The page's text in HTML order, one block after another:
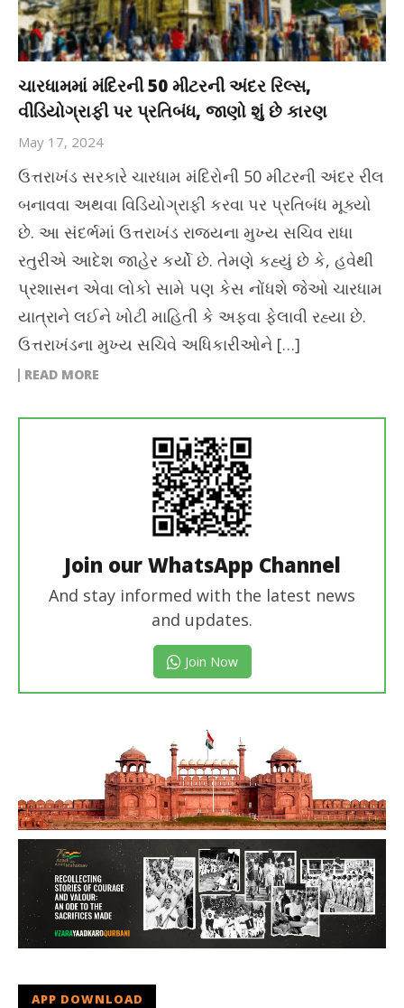
ચારધામમાં મંદિરની 50 મીટરની અંદર રિલ્સ,
વીડિયોગ્રાફી પર પ્રતિબંધ, જાણો શું છે કારણ
May 17, 2024
ઉત્તરાખંડ સરકારે ચારધામ મંદિરોની 50 મીટરની અંદર રીલ
બનાવવા અથવા વિડિયોગ્રાફી કરવા પર પ્રતિબંધ મૂક્યો
છે. આ સંદર્ભમાં ઉત્તરાખંડ રાજ્યના મુખ્ય સચિવ રાધા
રતુરીએ આદેશ જાહેર કર્યો છે. તેમણે કહ્યું છે કે, હવેથી
પ્રશાસન એવા લોકો સામે પણ કેસ નોંધશે જેઓ ચારધામ
યાત્રાને લઈને ખોટી માહિતી કે અફવા ફેલાવી રહ્યા છે.
ઉત્તરાખંડના મુખ્ય સચિવે અધિકારીઓને […]
READ MORE
Join our WhatsApp Channel
And stay informed with the latest news
and updates.
Join Now
APP DOWNLOAD